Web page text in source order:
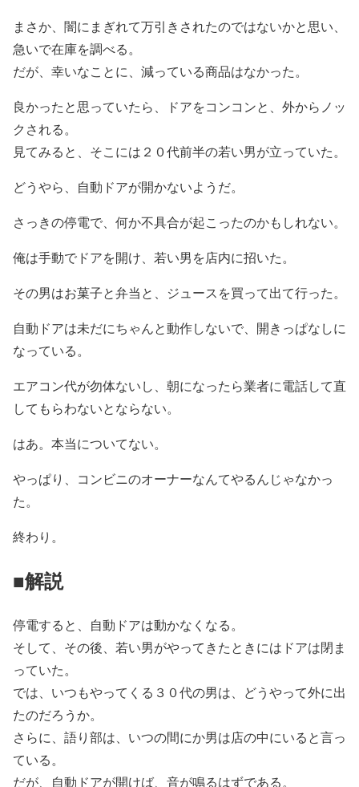
まさか、闇にまぎれて万引きされたのではないかと思い、
急いで在庫を調べる。
だが、幸いなことに、減っている商品はなかった。
良かったと思っていたら、ドアをコンコンと、外からノッ
クされる。
見てみると、そこには２０代前半の若い男が立っていた。
どうやら、自動ドアが開かないようだ。
さっきの停電で、何か不具合が起こったのかもしれない。
俺は手動でドアを開け、若い男を店内に招いた。
その男はお菓子と弁当と、ジュースを買って出て行った。
自動ドアは未だにちゃんと動作しないで、開きっぱなしに
なっている。
エアコン代が勿体ないし、朝になったら業者に電話して直
してもらわないとならない。
はあ。本当についてない。
やっぱり、コンビニのオーナーなんてやるんじゃなかっ
た。
終わり。
■解説
停電すると、自動ドアは動かなくなる。
そして、その後、若い男がやってきたときにはドアは閉ま
っていた。
では、いつもやってくる３０代の男は、どうやって外に出
たのだろうか。
さらに、語り部は、いつの間にか男は店の中にいると言っ
ている。
だが、自動ドアが開けば、音が鳴るはずである。